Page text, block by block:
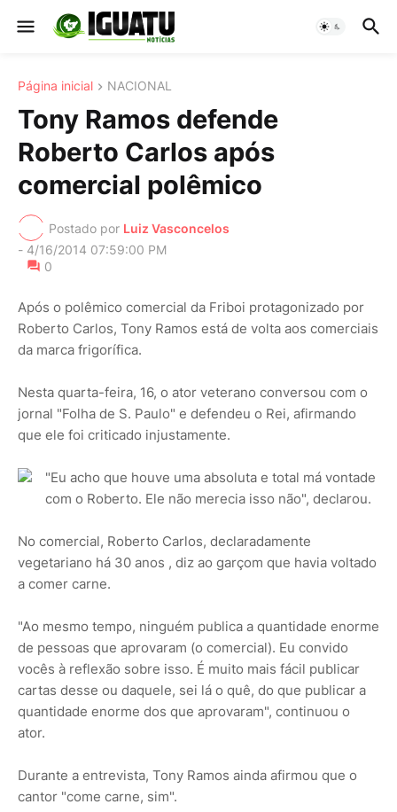
Página inicial NACIONAL
Tony Ramos defende
Roberto Carlos após
comercial polêmico
Postado por Luiz Vasconcelos
- 4/16/2014 07:59:00 PM
0
Após o polêmico comercial da Friboi protagonizado por
Roberto Carlos, Tony Ramos está de volta aos comerciais
da marca frigorífica.
Nesta quarta-feira, 16, o ator veterano conversou com o
jornal "Folha de S. Paulo" e defendeu o Rei, afirmando
que ele foi criticado injustamente.
"Eu acho que houve uma absoluta e total má vontade
com o Roberto. Ele não merecia isso não", declarou.
No comercial, Roberto Carlos, declaradamente
vegetariano há 30 anos , diz ao garçom que havia voltado
a comer carne.
"Ao mesmo tempo, ninguém publica a quantidade enorme
de pessoas que aprovaram (o comercial). Eu convido
vocês à reflexão sobre isso. É muito mais fácil publicar
cartas desse ou daquele, sei lá o quê, do que publicar a
quantidade enorme dos que aprovaram", continuou o
ator.
Durante a entrevista, Tony Ramos ainda afirmou que o
cantor "come carne, sim".